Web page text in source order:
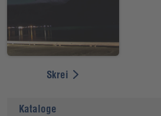
Skrei
Kataloge